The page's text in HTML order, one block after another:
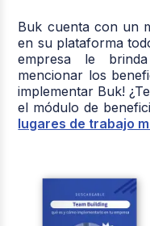
Buk cuenta con un
en su plataforma
empresa le
mencionar los
implementar Buk!
el módulo de
lugares de trabajo